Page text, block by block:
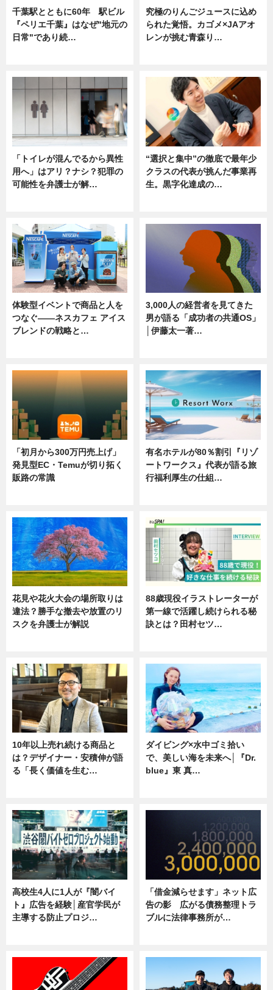
千葉駅とともに60年 駅ビル
『ペリエ千葉』はなぜ"地元の
日常"であり続…
究極のりんごジュースに込め
られた覚悟。カゴメ×JAアオ
レンが挑む青森り…
「トイレが混んでるから異性
用へ」はアリ？ナシ？犯罪の
可能性を弁護士が解…
“選択と集中”の徹底で最年少
クラスの代表が挑んだ事業再
生。黒字化達成の…
体験型イベントで商品と人を
つなぐ――ネスカフェ アイス
ブレンドの戦略と…
3,000人の経営者を見てきた
男が語る「成功者の共通OS」
│伊藤太一著…
「初月から300万円売上げ」
発見型EC・Temuが切り拓く
販路の常識
有名ホテルが80％割引『リゾ
ートワークス』代表が語る旅
行福利厚生の仕組…
花見や花火大会の場所取りは
違法？勝手な撤去や放置のリ
スクを弁護士が解説
88歳現役イラストレーターが
第一線で活躍し続けられる秘
訣とは？田村セツ…
10年以上売れ続ける商品と
は？デザイナー・安積伸が語
る「長く価値を生む…
ダイビング×水中ゴミ拾い
で、美しい海を未来へ│『Dr.
blue』東 真…
高校生4人に1人が『闇バイ
ト』広告を経験│産官学民が
主導する防止プロジ…
「借金減らせます」ネット広
告の影 広がる債務整理トラ
ブルに法律事務所が…